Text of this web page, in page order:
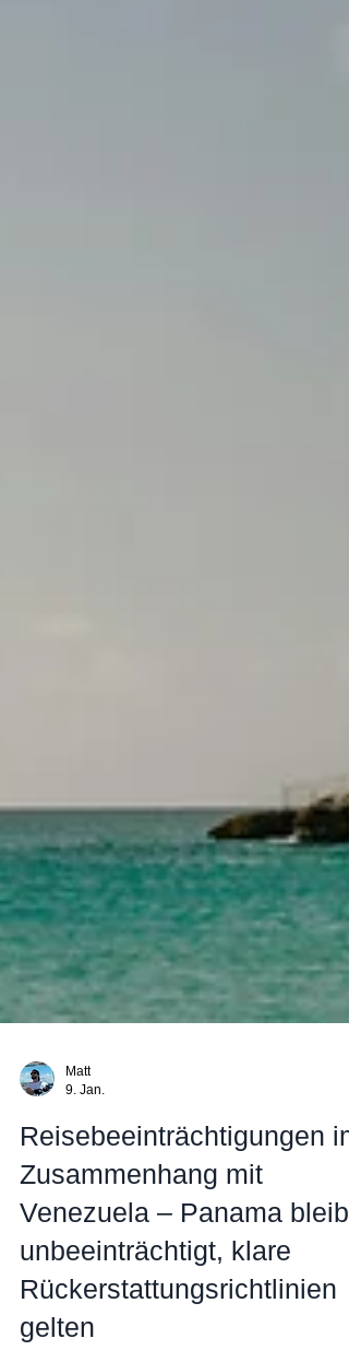
Matt
Reisebeeinträchtigungen im
Zusammenhang mit